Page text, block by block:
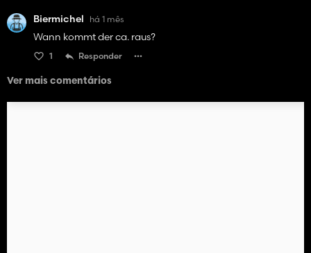
Biermichel há 1 mês
Wann kommt der ca. raus?
1 Responder
Ver mais comentários